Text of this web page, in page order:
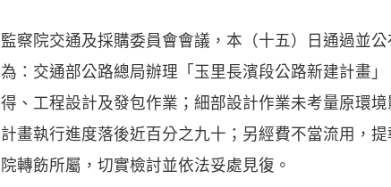
監察院交通及採購委員會會議，本（十五）日通過並
為：交通部公路總局辦理「玉里長濱段公路新建計畫
得、工程設計及發包作業；細部設計作業未考量原環
計畫執行進度落後近百分之九十；另經費不當流用，
院轉飭所屬，切實檢討並依法妥處見復。